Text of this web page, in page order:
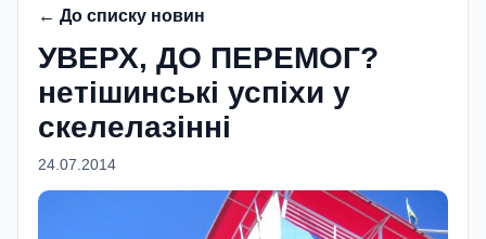
← До списку новин
УВЕРХ, ДО ПЕРЕМОГ?
нетішинські успіхи у
скелелазінні
24.07.2014